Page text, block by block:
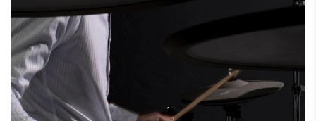
Kopfhörerausgang: Stereo-Miniklinke,
320 mW + 320 mW @ 32Ω
Audioeingang: Stereo-Miniklinke
USB: Micro-B, 8-Kanal Audio-Ausgang / 2-
Kanal Audio-Eingang (48kHz),
Mac/Windows ASIO-kompatibel